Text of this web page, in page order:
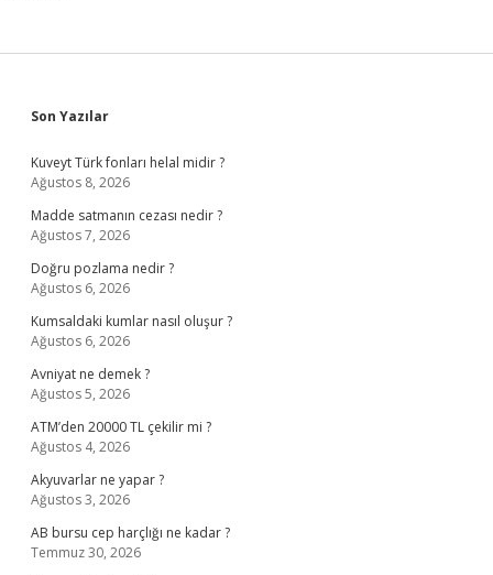
Sidebar
Son Yazılar
Kuveyt Türk fonları helal midir ?
Ağustos 8, 2026
Madde satmanın cezası nedir ?
Ağustos 7, 2026
Doğru pozlama nedir ?
Ağustos 6, 2026
Kumsaldaki kumlar nasıl oluşur ?
Ağustos 6, 2026
Avniyat ne demek ?
Ağustos 5, 2026
ATM’den 20000 TL çekilir mi ?
Ağustos 4, 2026
Akyuvarlar ne yapar ?
Ağustos 3, 2026
AB bursu cep harçlığı ne kadar ?
Temmuz 30, 2026